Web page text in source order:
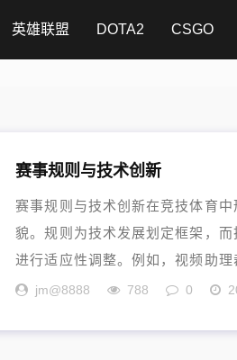
英雄联盟 DOTA2 CSGO
赛事规则与技术创新
赛事规则与技术创新在竞技体育
貌。规则为技术发展划定框架，
进行适应性调整。例如，视频助
则条文更...
jm@8888 788 0